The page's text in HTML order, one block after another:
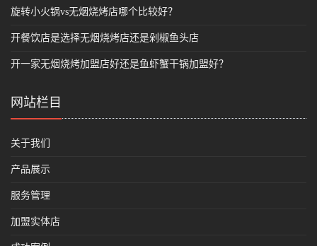
旋转小火锅vs无烟烧烤店哪个比较好？
开餐饮店是选择无烟烧烤店还是剁椒鱼头店
开一家无烟烧烤加盟店好还是鱼虾蟹干锅加盟好？
网站栏目
关于我们
产品展示
服务管理
加盟实体店